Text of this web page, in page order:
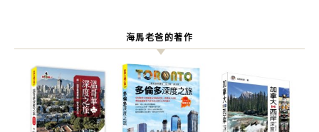
海馬老爸的著作